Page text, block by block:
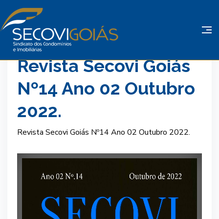
22 Nov 2022 Fonte: Secovi Goiás
Revista Secovi Goiás
Nº14 Ano 02 Outubro
2022.
Revista Secovi Goiás Nº14 Ano 02 Outubro 2022.